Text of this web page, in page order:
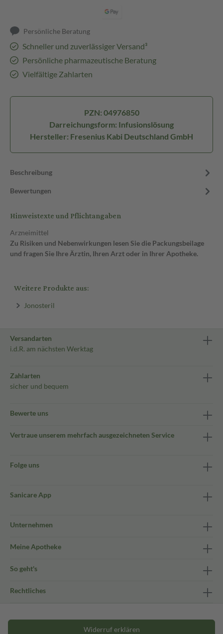
Persönliche Beratung
Schneller und zuverlässiger Versand³
Persönliche pharmazeutische Beratung
Vielfältige Zahlarten
PZN: 04976850
Darreichungsform: Infusionslösung
Hersteller: Fresenius Kabi Deutschland GmbH
Beschreibung
Bewertungen
Hinweistexte und Pflichtangaben
Arzneimittel
Zu Risiken und Nebenwirkungen lesen Sie die Packungsbeilage
und fragen Sie Ihre Ärztin, Ihren Arzt oder in Ihrer Apotheke.
Weitere Produkte aus:
Jonosteril
Versandarten
i.d.R. am nächsten Werktag
Zahlarten
sicher und bequem
Bewerte uns
Vertraue unserem mehrfach ausgezeichneten Service
Folge uns
Sanicare App
Unternehmen
Meine Apotheke
So geht's
Rechtliches
Widerruf erklären